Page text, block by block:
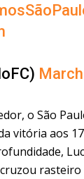
o São
vitória aos